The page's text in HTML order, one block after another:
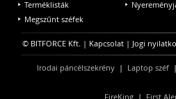
Terméklisták
Megszűnt széfek
© BITFORCE Kft. | Kapcsolat | Jogi
Irodai páncélszekrény| Laptop széf
FireKing | First